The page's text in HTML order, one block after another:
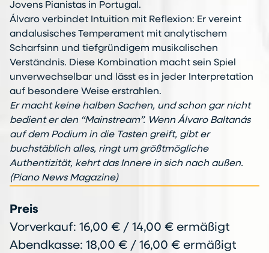
Jovens Pianistas in Portugal.
Álvaro verbindet Intuition mit Reflexion: Er vereint
andalusisches Temperament mit analytischem
Scharfsinn und tiefgründigem musikalischen
Verständnis. Diese Kombination macht sein Spiel
unverwechselbar und lässt es in jeder Interpretation
auf besondere Weise erstrahlen.
Er macht keine halben Sachen, und schon gar nicht
bedient er den “Mainstream”. Wenn Álvaro Baltanás
auf dem Podium in die Tasten greift, gibt er
buchstäblich alles, ringt um größtmögliche
Authentizität, kehrt das Innere in sich nach außen.
(Piano News Magazine)
Preis
Vorverkauf: 16,00 € / 14,00 € ermäßigt
Abendkasse: 18,00 € / 16,00 € ermäßigt